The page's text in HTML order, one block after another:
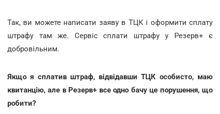
Так, ви можете написати заяву в ТЦК і оформити сплату
штрафу там же. Сервіс сплати штрафу у Резерв+ є
добровільним.
Якщо я сплатив штраф, відвідавши ТЦК особисто, маю
квитанцію, але в Резерв+ все одно бачу це порушення, що
робити?